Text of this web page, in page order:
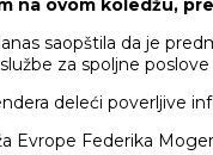
na ovom koledžu,
saopštila da je
za spoljne poslove
deleći poverljive
Evrope Federika